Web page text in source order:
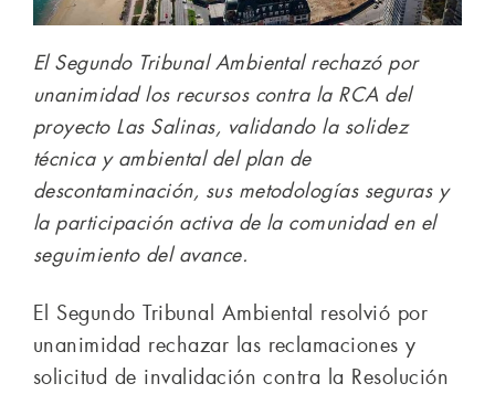
El Segundo Tribunal Ambiental rechazó por
unanimidad los recursos contra la RCA del
proyecto Las Salinas, validando la solidez
técnica y ambiental del plan de
descontaminación, sus metodologías seguras y
la participación activa de la comunidad en el
seguimiento del avance.
El Segundo Tribunal Ambiental resolvió por
unanimidad rechazar las reclamaciones y
solicitud de invalidación contra la Resolución